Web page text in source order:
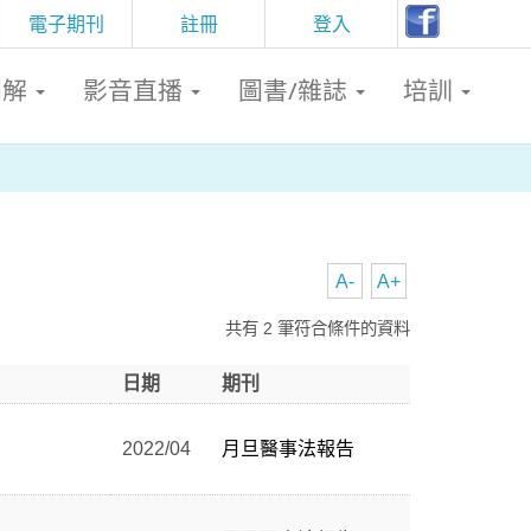
註冊 登入
電子期刊
影音直播 圖書/雜誌 培訓
A+
A-
共有 2 筆符合條件的資料
日期 期刊
2022/04 月旦醫事法報告